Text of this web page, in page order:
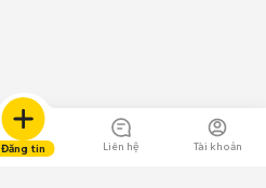
Đăng tin Liên hệ Tài khoản